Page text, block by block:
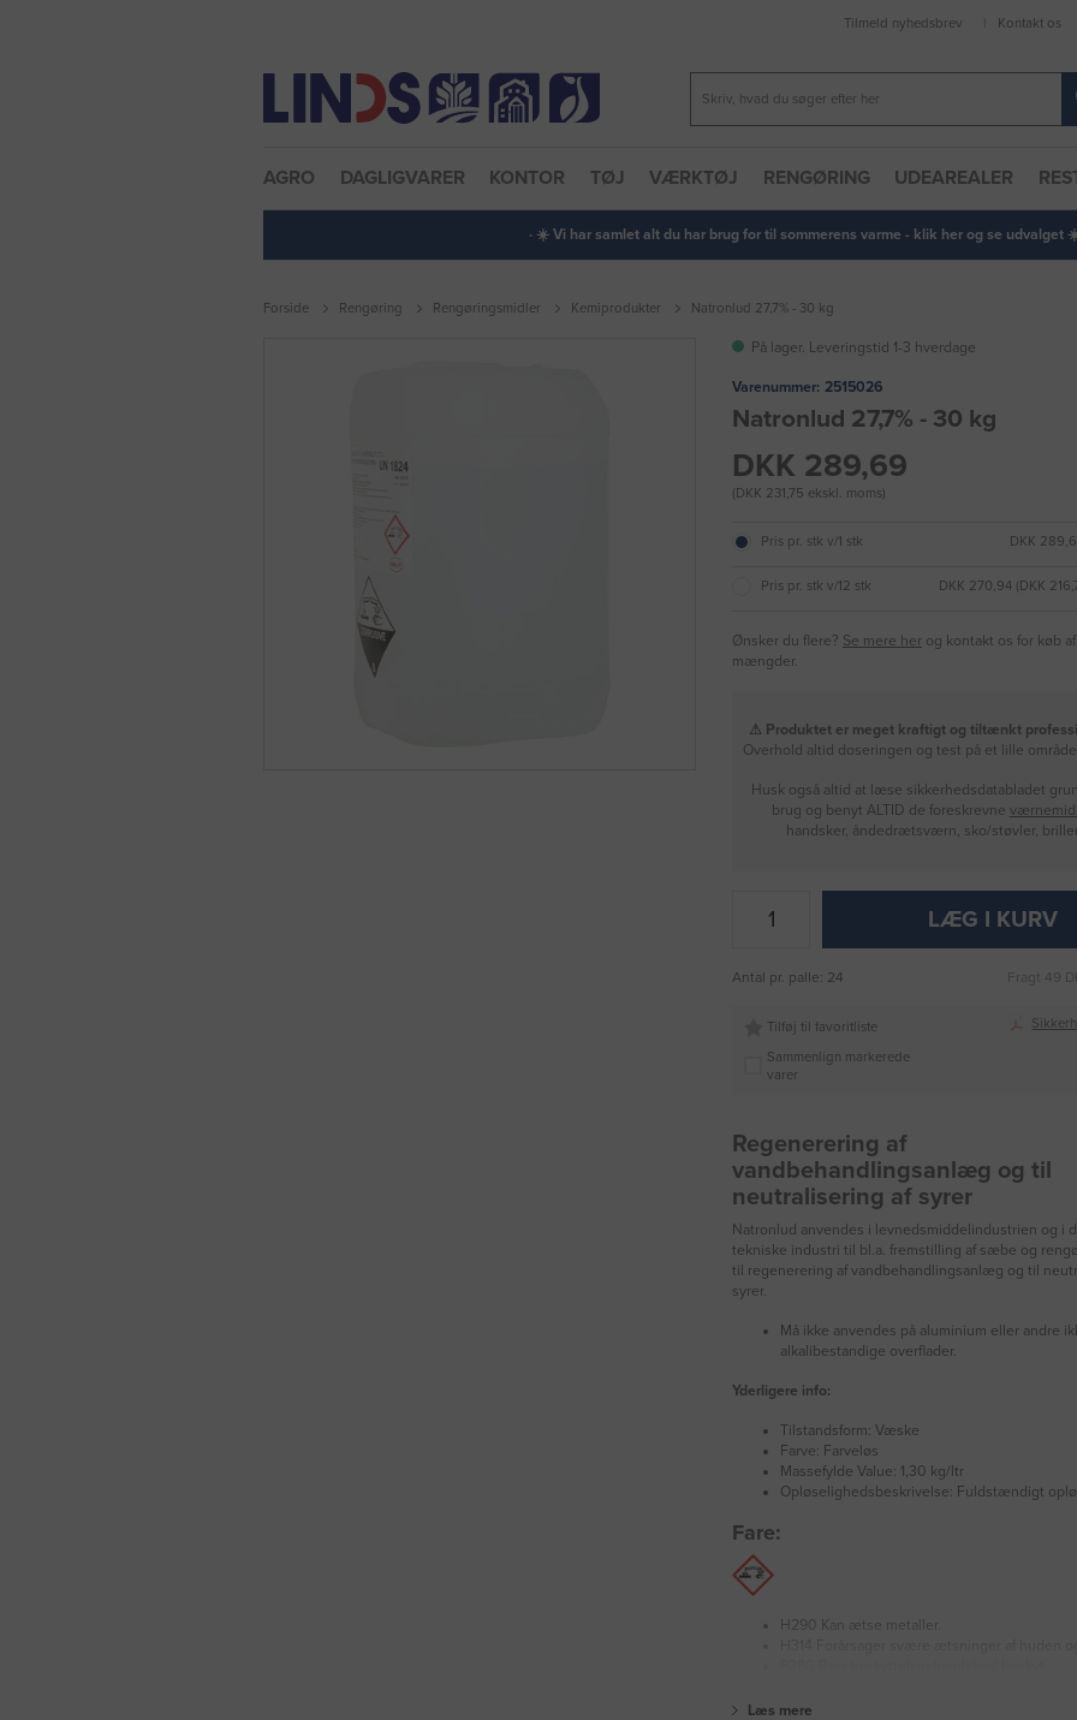
Tilmeld nyhedsbrev Kontakt os
AGRO DAGLIGVARER KONTOR TØJ VÆRKTØJ RENGØRING UDEAREALER
· ☀️ Vi har samlet alt du har brug for til sommerens varme - klik her og se udvalget ☀️
Forside Rengøring Rengøringsmidler Kemiprodukter Natronlud 27,7% - 30 kg
På lager. Leveringstid 1-3 hverdage
Varenummer: 2515026
Natronlud 27,7% - 30 kg
DKK 289,69
(DKK 231,75 ekskl. moms)
Pris pr. stk v/1 stk DKK
Pris pr. stk v/12 stk DKK 270,94 (DKK
Ønsker du flere? Se mere her og kontakt os for køb
mængder.
⚠ Produktet er meget kraftigt og tiltænkt
Overhold altid doseringen og test på et lille
Husk også altid at læse sikkerhedsdatabladet
brug og benyt ALTID de foreskrevne
handsker, åndedrætsværn, sko/støvler,
LÆG I KURV
Antal pr. palle: 24 Fragt 49
Tilføj til favoritliste
Sammenlign markerede
varer
Regenerering af
vandbehandlingsanlæg og til
neutralisering af syrer
Natronlud anvendes i levnedsmiddelindustrien og i
tekniske industri til bl.a. fremstilling af sæbe og
til regenerering af vandbehandlingsanlæg og til
syrer.
Må ikke anvendes på aluminium eller andre
alkalibestandige overflader.
Yderligere info:
Tilstandsform: Væske
Farve: Farveløs
Massefylde Value: 1,30 kg/ltr
Opløselighedsbeskrivelse: Fuldstændigt
Fare:
H290 Kan ætse metaller.
Læs mere